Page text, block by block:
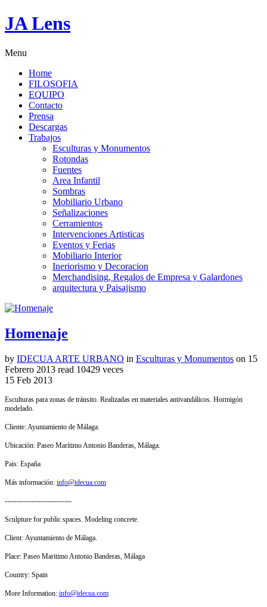
JA Lens
Menu
Home
FILOSOFIA
EQUIPO
Contacto
Prensa
Descargas
Trabajos
Esculturas y Monumentos
Rotondas
Fuentes
Area Infantil
Sombras
Mobiliario Urbano
Señalizaciones
Cerramientos
Intervenciones Artisticas
Eventos y Ferias
Mobiliario Interior
Ineriorismo y Decoracion
Merchandising, Regalos de Empresa y Galardones
arquitectura y Paisajismo
Homenaje
by IDECUA ARTE URBANO in Esculturas y Monumentos on 15
Febrero 2013 read 10429 veces
15 Feb 2013
Esculturas para zonas de tránsito. Realizadas en materiales antivandálicos. Hormigón
modelado.
Cliente: Ayuntamiento de Málaga.
Ubicación: Paseo Marítimo Antonio Banderas, Málaga.
Pais: España
Más información: info@idecua.com
----------------------------
Sculpture for public spaces. Modeling concrete.
Client: Ayuntamiento de Málaga.
Place: Paseo Maritimo Antonio Banderas, Málaga
Country: Spain
More Information: info@idecua.com